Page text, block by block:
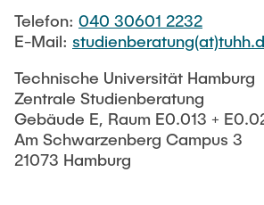
Telefon: 040 30601 2232
E-Mail:
Technische Universität Hamburg
Zentrale Studienberatung
Gebäude E, Raum E0.013 +
Am Schwarzenberg Campus 3
21073 Hamburg